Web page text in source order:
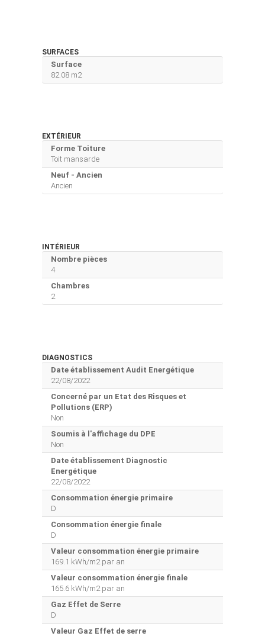
SURFACES
Surface
82.08 m2
EXTÉRIEUR
Forme Toiture
Toit mansarde
Neuf - Ancien
Ancien
INTÉRIEUR
Nombre pièces
4
Chambres
2
DIAGNOSTICS
Date établissement Audit Energétique
22/08/2022
Concerné par un Etat des Risques et
Pollutions (ERP)
Non
Soumis à l'affichage du DPE
Non
Date établissement Diagnostic
Energétique
22/08/2022
Consommation énergie primaire
D
Consommation énergie finale
D
Valeur consommation énergie primaire
169.1 kWh/m2 par an
Valeur consommation énergie finale
165.6 kWh/m2 par an
Gaz Effet de Serre
D
Valeur Gaz Effet de serre